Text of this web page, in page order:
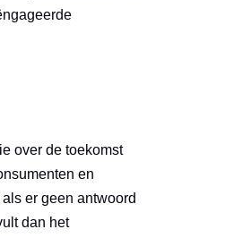
over de toekomst
en
er geen antwoord
dan het